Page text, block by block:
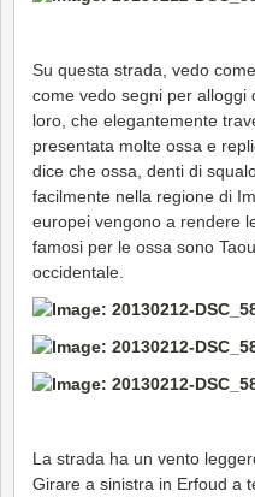
Su questa strada, vedo
come vedo segni per
loro, che elegantemente
presentata molte ossa e
dice che ossa, denti di
facilmente nella regione di
europei vengono a rendere
famosi per le ossa sono
occidentale.
La strada ha un vento
Girare a sinistra in Erfoud a